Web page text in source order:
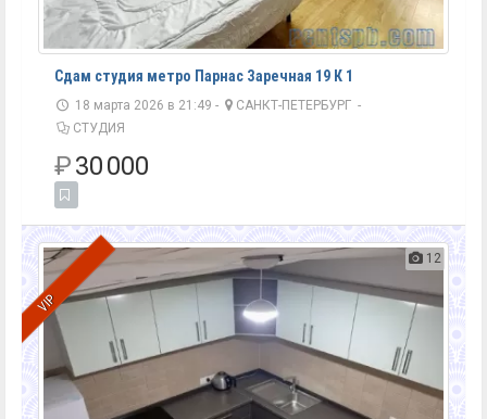
Сдам студия метро Парнас Заречная 19 К 1
18 марта 2026 в 21:49 - САНКТ-ПЕТЕРБУРГ -
СТУДИЯ
₽30 000
VIP
12